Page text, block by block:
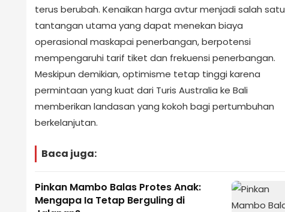
terus berubah. Kenaikan harga avtur menjadi salah satu
tantangan utama yang dapat menekan biaya
operasional maskapai penerbangan, berpotensi
mempengaruhi tarif tiket dan frekuensi penerbangan.
Meskipun demikian, optimisme tetap tinggi karena
permintaan yang kuat dari Turis Australia ke Bali
memberikan landasan yang kokoh bagi pertumbuhan
berkelanjutan.
Baca juga:
Pinkan Mambo Balas Protes Anak:
Mengapa Ia Tetap Berguling di